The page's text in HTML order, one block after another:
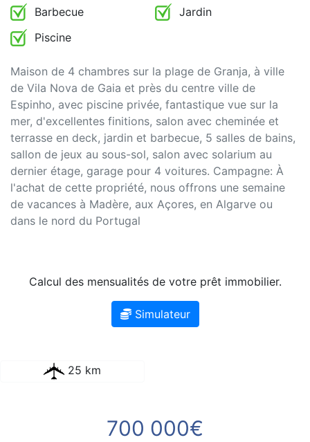
Barbecue
Jardin
Piscine
Maison de 4 chambres sur la plage de Granja, à ville
de Vila Nova de Gaia et près du centre ville de
Espinho, avec piscine privée, fantastique vue sur la
mer, d'excellentes finitions, salon avec cheminée et
terrasse en deck, jardin et barbecue, 5 salles de bains,
sallon de jeux au sous-sol, salon avec solarium au
dernier étage, garage pour 4 voitures. Campagne: À
l'achat de cette propriété, nous offrons une semaine
de vacances à Madère, aux Açores, en Algarve ou
dans le nord du Portugal
Calcul des mensualités de votre prêt immobilier.
Simulateur
25 km
700 000€